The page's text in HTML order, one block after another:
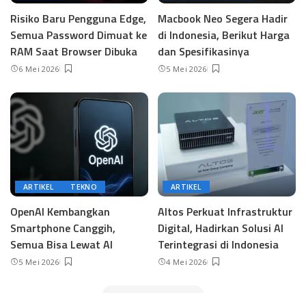
Risiko Baru Pengguna Edge,
Semua Password Dimuat ke
RAM Saat Browser Dibuka
6 Mei 2026
Macbook Neo Segera Hadir
di Indonesia, Berikut Harga
dan Spesifikasinya
5 Mei 2026
ARTIKEL TEKNO
OpenAI Kembangkan
Smartphone Canggih,
Semua Bisa Lewat AI
5 Mei 2026
ARTIKEL
Altos Perkuat Infrastruktur
Digital, Hadirkan Solusi AI
Terintegrasi di Indonesia
4 Mei 2026